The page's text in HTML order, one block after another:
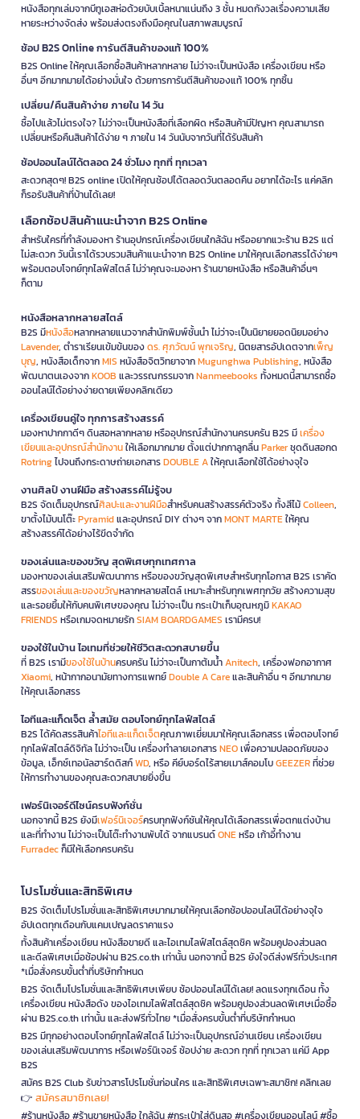
หนังสือทุกเล่มจากบีทูเอสห่อด้วยบับเบิ้ลหนาแน่นถึง 3 ชั้น หมดกังวลเรื่องความเสีย
หายระหว่างจัดส่ง พร้อมส่งตรงถึงมือคุณในสภาพสมบูรณ์
ช้อป B2S Online การันตีสินค้าของแท้ 100%
B2S Online ให้คุณเลือกซื้อสินค้าหลากหลาย ไม่ว่าจะเป็นหนังสือ เครื่องเขียน หรือ
อื่นๆ อีกมากมายได้อย่างมั่นใจ ด้วยการการันตีสินค้าของแท้ 100% ทุกชิ้น
เปลี่ยน/คืนสินค้าง่าย ภายใน 14 วัน
ซื้อไปแล้วไม่ตรงใจ? ไม่ว่าจะเป็นหนังสือที่เลือกผิด หรือสินค้ามีปัญหา คุณสามารถ
เปลี่ยนหรือคืนสินค้าได้ง่าย ๆ ภายใน 14 วันนับจากวันที่ได้รับสินค้า
ช้อปออนไลน์ได้ตลอด 24 ชั่วโมง ทุกที่ ทุกเวลา
สะดวกสุดๆ! B2S online เปิดให้คุณช้อปได้ตลอดวันตลอดคืน อยากได้อะไร แค่คลิก
ก็รอรับสินค้าที่บ้านได้เลย!
เลือกช้อปสินค้าแนะนำจาก B2S Online
สำหรับใครที่กำลังมองหา ร้านอุปกรณ์เครื่องเขียนใกล้ฉัน หรืออยากแวะร้าน B2S แต่
ไม่สะดวก วันนี้เราได้รวบรวมสินค้าแนะนำจาก B2S Online มาให้คุณเลือกสรรได้ง่ายๆ
พร้อมตอบโจทย์ทุกไลฟ์สไตล์ ไม่ว่าคุณจะมองหา ร้านขายหนังสือ หรือสินค้าอื่นๆ
ก็ตาม
หนังสือหลากหลายสไตล์
B2S มีหนังสือหลากหลายแนวจากสำนักพิมพ์ชั้นนำ ไม่ว่าจะเป็นนิยายยอดนิยมอย่าง
Lavender, ตำราเรียนเข้มข้นของดร. ศุภวัฒน์ พุกเจริญ, นิตยสารอัปเดตจากเพ็ญ
บุญ, หนังสือเด็กจากMIS หนังสือจิตวิทยาจากMugunghwa Publishing, หนังสือ
พัฒนาตนเองจากKOOB และวรรณกรรมจากNanmeebooks ทั้งหมดนี้สามารถซื้อ
ออนไลน์ได้อย่างง่ายดายเพียงคลิกเดียว
เครื่องเขียนคู่ใจ ทุกการสร้างสรรค์
มองหาปากกาดีๆ ดินสอหลากหลาย หรืออุปกรณ์สำนักงานครบครัน B2S มีเครื่อง
เขียนและอุปกรณ์สำนักงานให้เลือกมากมาย ตั้งแต่ปากกาลูกลื่นParkerชุดดินสอกด
Rotringไปจนถึงกระดาษถ่ายเอกสารDOUBLE Aให้คุณเลือกใช้ได้อย่างจุใจ
งานศิลป์ งานฝีมือ สร้างสรรค์ไม่รู้จบ
B2S จัดเต็มอุปกรณ์ศิลปะและงานฝีมือสำหรับคนสร้างสรรค์ตัวจริง ทั้งสีไม้Colleen,
ขาตั้งไม้บนโต๊ะPyramidและอุปกรณ์ DIY ต่างๆ จากMONT MARTEให้คุณ
สร้างสรรค์ได้อย่างไร้ขีดจำกัด
ของเล่นและของขวัญ สุดพิเศษทุกเทศกาล
มองหาของเล่นเสริมพัฒนาการ หรือของขวัญสุดพิเศษสำหรับทุกโอกาส B2S เราคัด
สรรของเล่นและของขวัญหลากหลายสไตล์ เหมาะสำหรับทุกเพศทุกวัย สร้างความสุข
และรอยยิ้มให้กับคนพิเศษของคุณ ไม่ว่าจะเป็น กระเป๋าเก็บอุณหภูมิKAKAO
FRIENDS หรือเกมจดหมายรักSIAM BOARDGAMES เรามีครบ!
ของใช้ในบ้าน ไอเทมที่ช่วยให้ชีวิตสะดวกสบายขึ้น
ที่ B2S เรามีของใช้ในบ้านครบครัน ไม่ว่าจะเป็นกาต้มน้ำAnitech, เครื่องฟอกอากาศ
Xiaomi, หน้ากากอนามัยทางการแพทย์Double A Careและสินค้าอื่น ๆ อีกมากมาย
ให้คุณเลือกสรร
ไอทีและแก็ดเจ็ต ล้ำสมัย ตอบโจทย์ทุกไลฟ์สไตล์
B2S ได้คัดสรรสินค้าไอทีและแก็ดเจ็ตคุณภาพเยี่ยมมาให้คุณเลือกสรร เพื่อตอบโจทย์
ทุกไลฟ์สไตล์ดิจิทัล ไม่ว่าจะเป็น เครื่องทำลายเอกสารNEOเพื่อความปลอดภัยของ
ข้อมูล, เอ็กซ์เทอนัลฮาร์ดดิสก์WD, หรือ คีย์บอร์ดไร้สายเมาส์คอมโบGEEZERที่ช่วย
ให้การทำงานของคุณสะดวกสบายยิ่งขึ้น
เฟอร์นิเจอร์ดีไซน์ครบฟังก์ชั่น
นอกจากนี้ B2S ยังมีเฟอร์นิเจอร์ครบทุกฟังก์ชันให้คุณได้เลือกสรรเพื่อตกแต่งบ้าน
และที่ทำงาน ไม่ว่าจะเป็นโต๊ะทำงานพับได้ จากแบรนด์ONEหรือ เก้าอี้ทำงาน
Furradecก็มีให้เลือกครบครัน
โปรโมชั่นและสิทธิพิเศษ
B2S จัดเต็มโปรโมชั่นและสิทธิพิเศษมากมายให้คุณเลือกช้อปออนไลน์ได้อย่างจุใจ
อัปเดตทุกเดือนกับแคมเปญลดราคาแรง
ทั้งสินค้าเครื่องเขียน หนังสือขายดี และไอเทมไลฟ์สไตล์สุดชิค พร้อมคูปองส่วนลด
และดีลพิเศษเมื่อช้อปผ่าน B2S.co.th เท่านั้น นอกจากนี้ B2S ยังใจดีส่งฟรีทั่วประเทศ
*เมื่อสั่งครบขั้นต่ำที่บริษัทกำหนด
B2S จัดเต็มโปรโมชั่นและสิทธิพิเศษเพียบ ช้อปออนไลน์ได้เลย! ลดแรงทุกเดือน ทั้ง
เครื่องเขียน หนังสือดัง ของไอเทมไลฟ์สไตล์สุดชิค พร้อมคูปองส่วนลดพิเศษเมื่อซื้อ
ผ่าน B2S.co.th เท่านั้น และส่งฟรีทั่วไทย *เมื่อสั่งครบขั้นต่ำที่บริษัทกำหนด
B2S มีทุกอย่างตอบโจทย์ทุกไลฟ์สไตล์ ไม่ว่าจะเป็นอุปกรณ์อ่านเขียน เครื่องเขียน
ของเล่นเสริมพัฒนาการ หรือเฟอร์นิเจอร์ ช้อปง่าย สะดวก ทุกที่ ทุกเวลา แค่มี App
B2S
สมัคร B2S Club รับข่าวสารโปรโมชั่นก่อนใคร และสิทธิพิเศษเฉพาะสมาชิก! คลิกเลย
👉 สมัครสมาชิกเลย!
#ร้านหนังสือ #ร้านขายหนังสือ ใกล้ฉัน #กระเป๋าใส่ดินสอ #เครื่องเขียนออนไลน์ #ซื้อ